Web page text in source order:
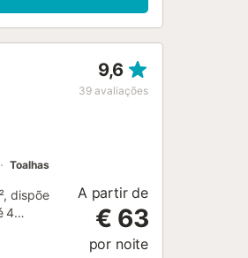
no local
-
9,6
39 avaliações
Toalhas
dispõe
4
tem 2
A partir de
€ 63
por noite